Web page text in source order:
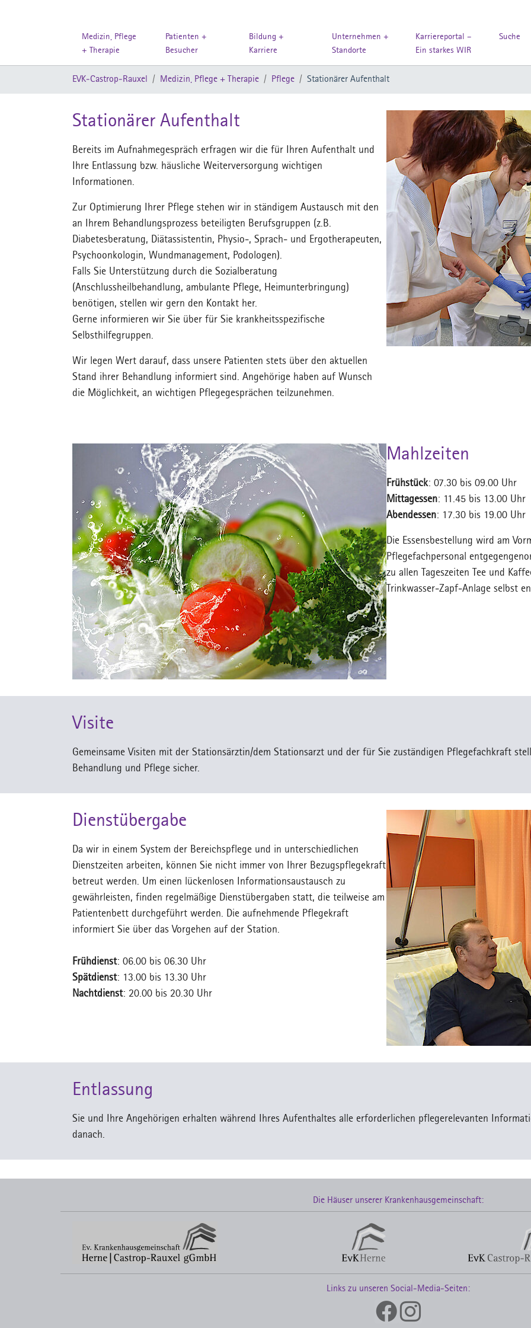
Medizin, Pflege
+ Therapie
Patienten +
Besucher
Bildung +
Karriere
Unternehmen +
Standorte
Karriereportal –
Ein starkes WIR
Suche
EVK-Castrop-Rauxel Medizin, Pflege + Therapie Pflege Stationärer Aufenthalt
Stationärer Aufenthalt
Bereits im Aufnahmegespräch erfragen wir die für Ihren Aufenthalt und
Ihre Entlassung bzw. häusliche Weiterversorgung wichtigen
Informationen.
Zur Optimierung Ihrer Pflege stehen wir in ständigem Austausch mit den
an Ihrem Behandlungsprozess beteiligten Berufsgruppen (z.B.
Diabetesberatung, Diätassistentin, Physio-, Sprach- und Ergotherapeuten,
Psychoonkologin, Wundmanagement, Podologen).
Falls Sie Unterstützung durch die Sozialberatung
(Anschlussheilbehandlung, ambulante Pflege, Heimunterbringung)
benötigen, stellen wir gern den Kontakt her.
Gerne informieren wir Sie über für Sie krankheitsspezifische
Selbsthilfegruppen.
Wir legen Wert darauf, dass unsere Patienten stets über den aktuellen
Stand ihrer Behandlung informiert sind. Angehörige haben auf Wunsch
die Möglichkeit, an wichtigen Pflegegesprächen teilzunehmen.
Mahlzeiten
Frühstück: 07.30 bis 09.00 Uhr
Mittagessen: 11.45 bis 13.00
Abendessen: 17.30 bis 19.00
Die Essensbestellung wird am
Pflegefachpersonal
zu allen Tageszeiten Tee und
Trinkwasser-Zapf-Anlage selbst
Visite
Gemeinsame Visiten mit der Stationsärztin/dem Stationsarzt und der für Sie zuständigen Pflegefachkraft
Behandlung und Pflege sicher.
Dienstübergabe
Da wir in einem System der Bereichspflege und in unterschiedlichen
Dienstzeiten arbeiten, können Sie nicht immer von Ihrer Bezugspflegekraft
betreut werden. Um einen lückenlosen Informationsaustausch zu
gewährleisten, finden regelmäßige Dienstübergaben statt, die teilweise am
Patientenbett durchgeführt werden. Die aufnehmende Pflegekraft
informiert Sie über das Vorgehen auf der Station.
Frühdienst: 06.00 bis 06.30 Uhr
Spätdienst: 13.00 bis 13.30 Uhr
Nachtdienst: 20.00 bis 20.30 Uhr
Entlassung
Sie und Ihre Angehörigen erhalten während Ihres Aufenthaltes alle erforderlichen pflegerelevanten
danach.
Die Häuser unserer Krankenhausgemeinschaft:
Links zu unseren Social-Media-Seiten: